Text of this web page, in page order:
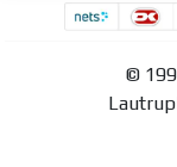
©